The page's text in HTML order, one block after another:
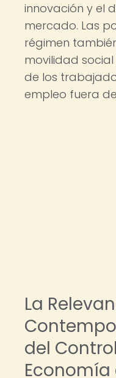
innovación y el
mercado. Las
régimen
movilidad
de los
empleo fuera
La
del
Economía